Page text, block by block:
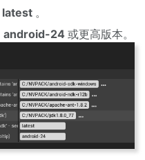
latest 。
android-24 或更高版本。